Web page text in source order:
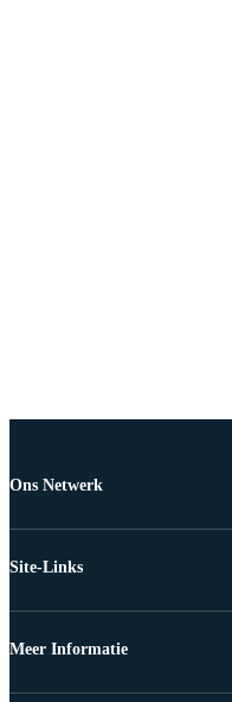
Ons Netwerk
Site-Links
Meer Informatie